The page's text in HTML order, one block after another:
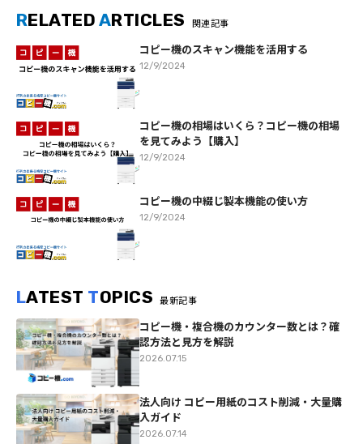
RELATED ARTICLES 関連記事
コピー機のスキャン機能を活用する
12/9/2024
コピー機の相場はいくら？コピー機の相場
を見てみよう【購入】
12/9/2024
コピー機の中綴じ製本機能の使い方
12/9/2024
LATEST TOPICS 最新記事
コピー機・複合機のカウンター数とは？確
認方法と見方を解説
2026.07.15
法人向け コピー用紙のコスト削減・大量購
入ガイド
2026.07.14